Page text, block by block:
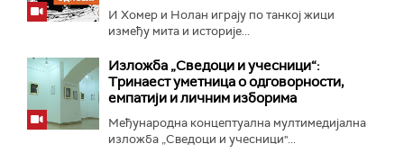
И Хомер и Нолан играју по танкој жици
између мита и историје...
Изложба „Сведоци и учесници“:
Тринаест уметница о одговорности,
емпатији и личним изборима
Међународна концептуална мултимедијална
изложба „Сведоци и учесници"...